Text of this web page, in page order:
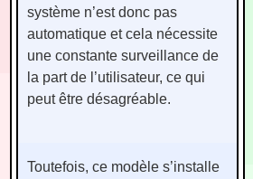
système n’est donc pas
automatique et cela nécessite
une constante surveillance de
la part de l’utilisateur, ce qui
peut être désagréable.
Toutefois, ce modèle s’installe